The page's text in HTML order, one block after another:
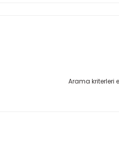
Arama kriterleri